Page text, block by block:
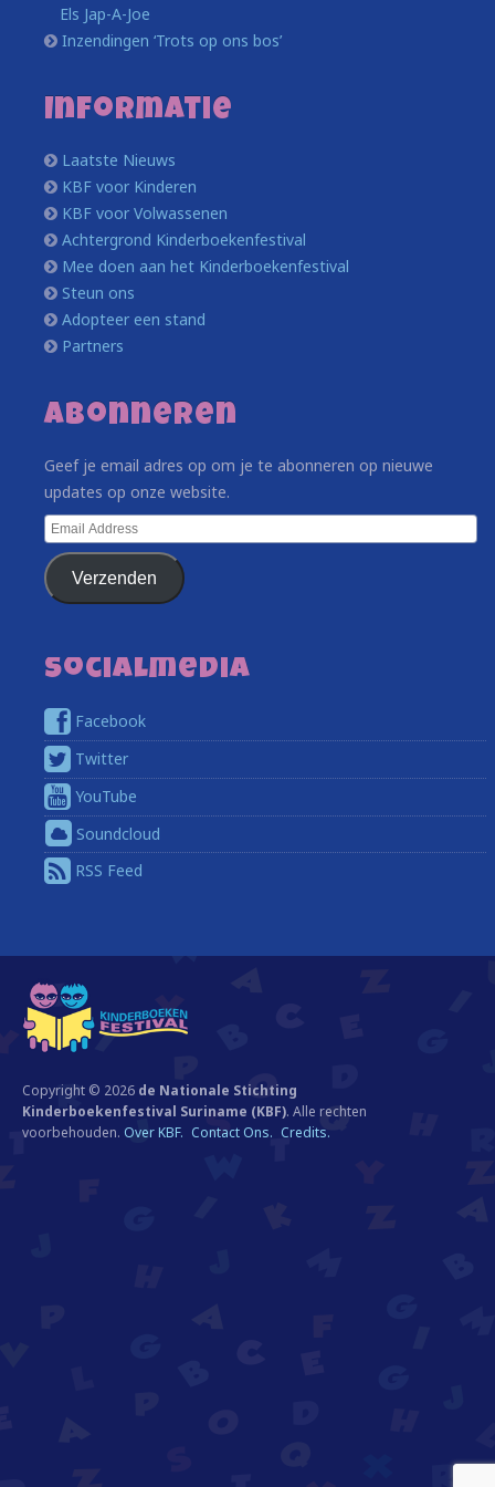
Els Jap-A-Joe
Inzendingen ‘Trots op ons bos’
Informatie
Laatste Nieuws
KBF voor Kinderen
KBF voor Volwassenen
Achtergrond Kinderboekenfestival
Mee doen aan het Kinderboekenfestival
Steun ons
Adopteer een stand
Partners
Abonneren
Geef je email adres op om je te abonneren op nieuwe
updates op onze website.
Email
Address
Verzenden
Socialmedia
Facebook
Twitter
YouTube
Soundcloud
RSS Feed
Copyright © 2026 de Nationale Stichting
Kinderboekenfestival Suriname (KBF). Alle rechten
voorbehouden. Over KBF. Contact Ons. Credits.